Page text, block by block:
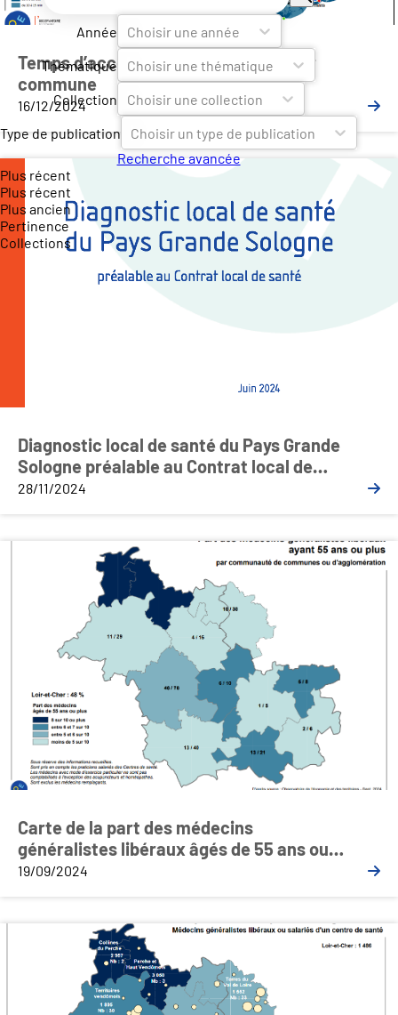
Année
Choisir une année
Thématique
Choisir une thématique
Collection
Choisir une collection
Type de publication
Choisir un type de publication
Recherche avancée
Plus récent
Plus récent
Plus ancien
Pertinence
Collections
Temps d’accès aux pôles de santé par
commune
16/12/2024
Diagnostic local de santé du Pays Grande
Sologne préalable au Contrat local de
28/11/2024
Carte de la part des médecins
généralistes libéraux âgés de 55 ans ou
plus par communauté de communes
19/09/2024